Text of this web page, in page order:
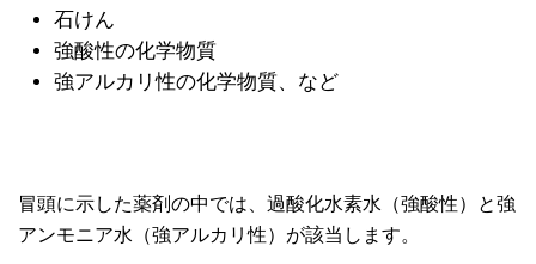
石けん
強酸性の化学物質
強アルカリ性の化学物質、など
冒頭に示した薬剤の中では、過酸化水素水（強酸性）と強
アンモニア水（強アルカリ性）が該当します。